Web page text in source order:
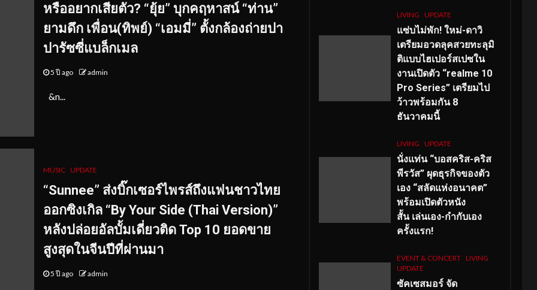
หรืออยากเสียตัว? “ยุ้ย” บุกคฤหาสน์ “ท่าน”
ยามดึกเพื่อน(ทิพย์) “เอมมี่” ตั้งกล้องถ่ายปา
ปารัซซี่แบล็กเมล
5 ปี ago admin
&n...
MUSIC UPDATE
“Sunnee” ส่งบิ๊กเซอร์ไพรส์ถึงแฟนชาวไทย
ออกซิงเกิล “By Your Side (Thai Version)”
หลังปล่อยอัลบั้มเดี่ยวติด Top 10 ยอดขาย
สูงสุดในจีนปีที่ผ่านมา
5 ปี ago admin
LIVING UPDATE
แซ่บไม่พัก! ใหม่-ดาวิ
เตรียมอวดลุคสวยทะลุมิ
ติแบบไฮเปอร์สเปซใน
งานเปิดตัว “realme 10
Pro Series” เตรียมไป
ว้าวพร้อมกัน 8
ธันวาคมนี้
LIVING UPDATE
นั่งแท่น “บอสคริส-คริส
พีรวัส” ผุดธุรกิจของตัว
เอง “สลัดแห่งอนาคต”
พร้อมเปิดตัวหนัง
สั้น เล่นเอง-กำกับเอง
ครั้งแรก!
EVENT & CONCERT LIVING
UPDATE
ซัคเซสมอร์ จัด